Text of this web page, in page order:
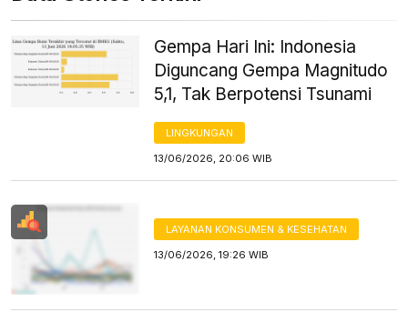
Gempa Hari Ini: Indonesia
Diguncang Gempa Magnitudo
5,1, Tak Berpotensi Tsunami
LINGKUNGAN
13/06/2026, 20:06 WIB
LAYANAN KONSUMEN & KESEHATAN
13/06/2026, 19:26 WIB